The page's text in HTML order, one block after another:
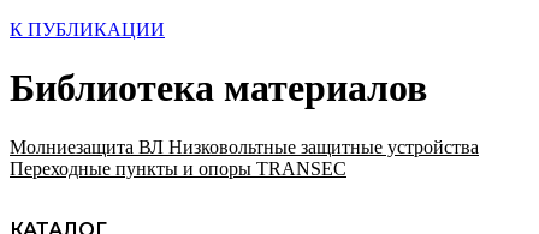
К ПУБЛИКАЦИИ
Библиотека материалов
Молниезащита ВЛ Низковольтные защитные устройства
Переходные пункты и опоры TRANSEC